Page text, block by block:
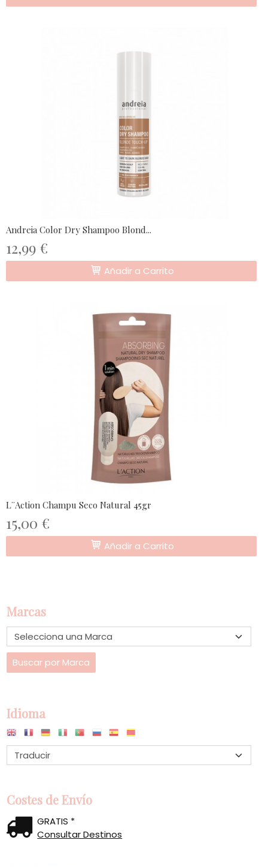
Marcas
Idioma
Costes de Envío
GRATIS *
Consultar Destinos
Andreia Color Dry Shampoo Blond...
12,99 €
Añadir a Carrito
L¨Action Champu Seco Natural 45gr
15,00 €
Añadir a Carrito